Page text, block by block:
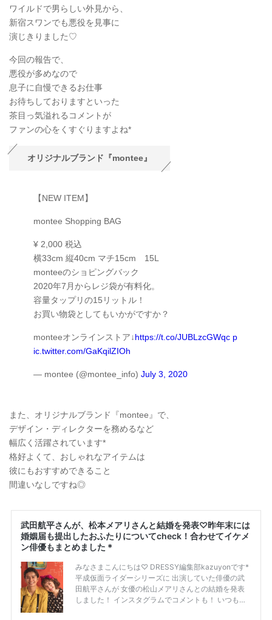
ワイルドで男らしい外見から、
新宿スワンでも悪役を見事に
演じきりました♡
今回の報告で、
悪役が多めなので
息子に自慢できるお仕事
お待ちしておりますといった
茶目っ気溢れるコメントが
ファンの心をくすぐりますよね*
オリジナルブランド『montee』
【NEW ITEM】
montee Shopping BAG
¥ 2,000 税込
横33cm 縦40cm マチ15cm 15L
monteeのショピングバック
2020年7月からレジ袋が有料化。
容量タップリの15リットル！
お買い物袋としてもいかがですか？
monteeオンラインストア↓https://t.co/JUBLzcGWqc p
ic.twitter.com/GaKqilZIOh
— montee (@montee_info) July 3, 2020
また、オリジナルブランド『montee』で、
デザイン・ディレクターを務めるなど
幅広く活躍されています*
格好よくて、おしゃれなアイテムは
彼にもおすすめできること
間違いなしですね◎